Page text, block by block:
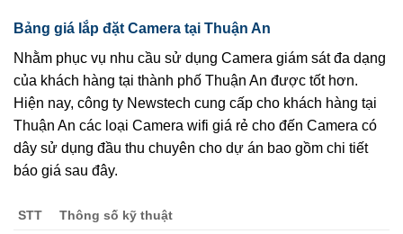
Bảng giá lắp đặt Camera tại Thuận An
Nhằm phục vụ nhu cầu sử dụng Camera giám sát đa dạng
của khách hàng tại thành phố Thuận An được tốt hơn.
Hiện nay, công ty Newstech cung cấp cho khách hàng tại
Thuận An các loại Camera wifi giá rẻ cho đến Camera có
dây sử dụng đầu thu chuyên cho dự án bao gồm chi tiết
báo giá sau đây.
STT Thông số kỹ thuật